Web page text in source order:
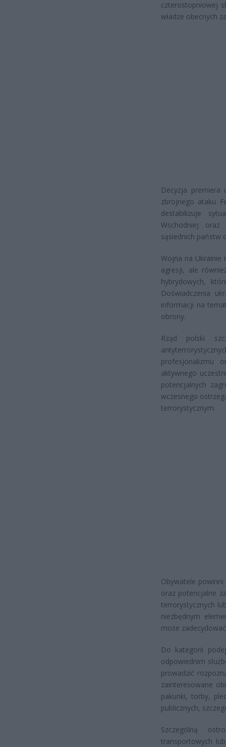
czterostopniowej
władze obecnych
Decyzja premiera
zbrojnego ataku
destabilizuje
Wschodniej oraz
sąsiednich państw
Wojna na Ukrainie
agresji, ale
hybrydowych,
Doświadczenia
informacji na
obrony.
Rząd polski
profesjonalizmu
aktywnego
potencjalnych
wczesnego
terrorystycznym.
Obywatele
oraz potencjalne
terrorystycznych
niezbędnym
może
Do kategorii
odpowiednim
prowadzić
zainteresowane
pakunki, torby,
publicznych,
Szczególną
transportowych